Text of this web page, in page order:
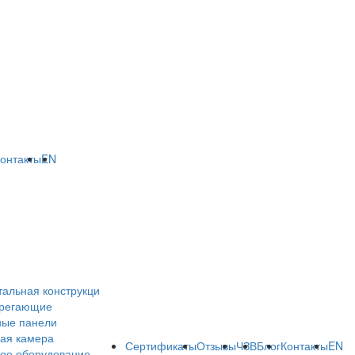
EN
конструкци
панели
камера
СертификатыОтзывыЧЗВБлогКонтактыEN